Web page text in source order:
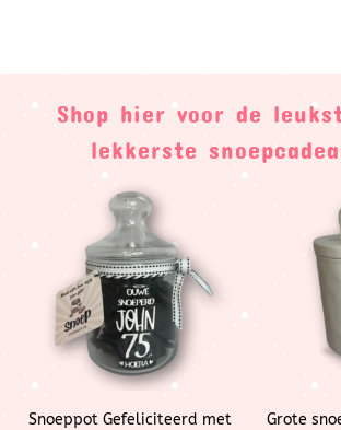
Shop hier voor de
lekkerste
Snoeppot Gefeliciteerd met
Grote